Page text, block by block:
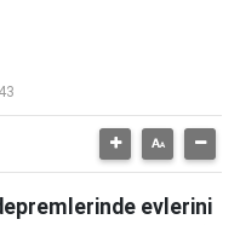
evlerini